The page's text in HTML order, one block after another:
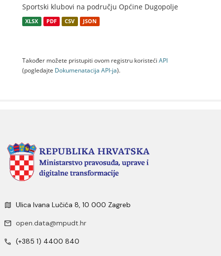
Sportski klubovi na području Općine Dugopolje
XLSX PDF CSV JSON
Također možete pristupiti ovom registru koristeći API
(pogledajte Dokumenаtаcijа API-jа).